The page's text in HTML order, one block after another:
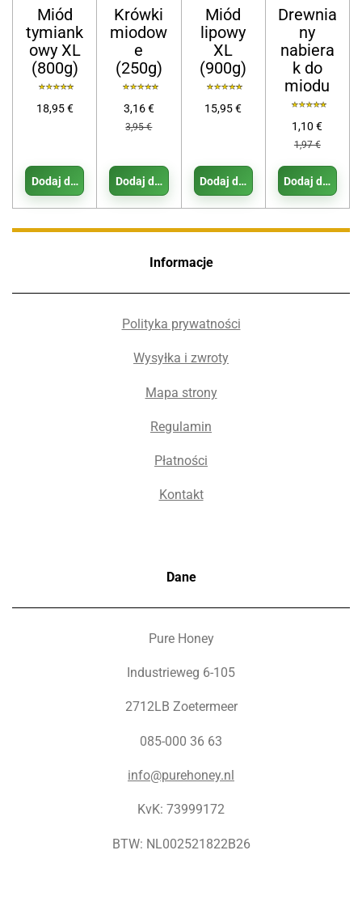
Miód
tymiank
owy XL
(800g)
18,95 €
Dodaj do koszyka
Krówki
miodow
e
(250g)
3,16 €
3,95 €
Dodaj do koszyka
Miód
lipowy
XL
(900g)
15,95 €
Dodaj do koszyka
Drewnia
ny
nabiera
k do
miodu
1,10 €
1,97 €
Dodaj do
Informacje
Polityka prywatności
Wysyłka i zwroty
Mapa strony
Regulamin
Płatności
Kontakt
Dane
Pure Honey
Industrieweg 6-105
2712LB Zoetermeer
085-000 36 63
info@purehoney.nl
KvK: 73999172
BTW: NL002521822B26